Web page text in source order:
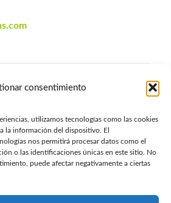
consentimiento
utilizamos tecnologías como las cookies
la información del dispositivo. El
nos permitirá procesar datos como el
o las identificaciones únicas en este sitio. No
puede afectar negativamente a ciertas